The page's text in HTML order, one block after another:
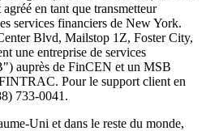
en tant que transmetteur
services financiers de New York.
Blvd, Mailstop 1Z, Foster City,
une entreprise de services
auprès de FinCEN et un MSB
Pour le support client en
733-0041.
Uni et dans le reste du monde,